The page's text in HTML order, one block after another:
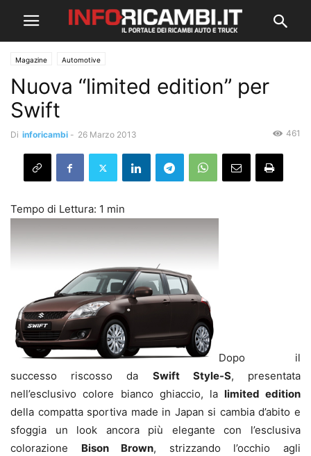
Magazine Automotive
Nuova “limited edition” per
Swift
Di inforicambi - 26 Marzo 2013 461
Dopo il
successo riscosso da Swift Style-S, presentata
nell’esclusivo colore bianco ghiaccio, la limited edition
della compatta sportiva made in Japan si cambia d’abito e
sfoggia un look ancora più elegante con l’esclusiva
colorazione Bison Brown, strizzando l’occhio agli